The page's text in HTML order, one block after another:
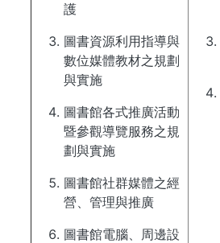
護
圖書資源利用指導與
數位媒體教材之規劃
與實施
圖書館各式推廣活動
暨參觀導覽服務之規
劃與實施
圖書館社群媒體之經
營、管理與推廣
圖書館電腦、周邊設